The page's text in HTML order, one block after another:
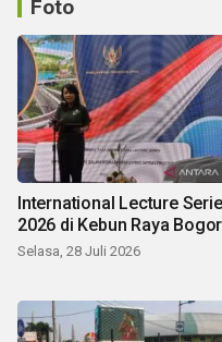
Foto
International Lecture
2026 di Kebun Raya Bogor
Selasa, 28 Juli 2026